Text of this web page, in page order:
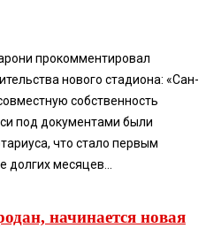
прокомментировал
нового стадиона: «Сан-
собственность
под документами были
что стало первым
долгих месяцев...
начинается новая